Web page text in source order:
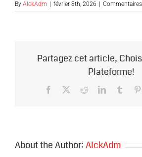
By AlckAdm février 8th, 2026
Partagez cet article,
Plateforme!
Facebook RedditLinkedInTumblr
About the Author:AlckAdm